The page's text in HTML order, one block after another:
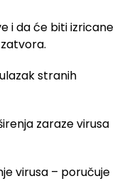
i da će biti izricane
stranih
zaraze virusa
virusa – poručuje